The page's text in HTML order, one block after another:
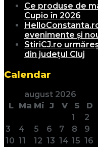
Ce produse de
Cupio în 2026
evenimente și
StiriCJ.ro
din județul Cluj
Calendar
august 2026
L Ma Mi J V S
D
1
2
3
4 5 6 7 8
9
10 11 12 13 14 15 16